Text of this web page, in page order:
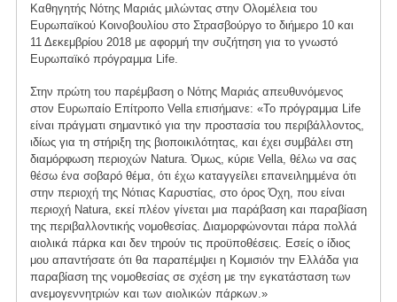
Καθηγητής Νότης Μαριάς μιλώντας στην Ολομέλεια του
Ευρωπαϊκού Κοινοβουλίου στο Στρασβούργο το διήμερο 10 και
11 Δεκεμβρίου 2018 με αφορμή την συζήτηση για το γνωστό
Ευρωπαϊκό πρόγραμμα Life.
Στην πρώτη του παρέμβαση ο Νότης Μαριάς απευθυνόμενος
στον Ευρωπαίο Επίτροπο Vella επισήμανε: «Το πρόγραμμα Life
είναι πράγματι σημαντικό για την προστασία του περιβάλλοντος,
ιδίως για τη στήριξη της βιοποικιλότητας, και έχει συμβάλει στη
διαμόρφωση περιοχών Νatura. Όμως, κύριε Vella, θέλω να σας
θέσω ένα σοβαρό θέμα, ότι έχω καταγγείλει επανειλημμένα ότι
στην περιοχή της Νότιας Καρυστίας, στο όρος Όχη, που είναι
περιοχή Νatura, εκεί πλέον γίνεται μια παράβαση και παραβίαση
της περιβαλλοντικής νομοθεσίας. Διαμορφώνονται πάρα πολλά
αιολικά πάρκα και δεν τηρούν τις προϋποθέσεις. Εσείς ο ίδιος
μου απαντήσατε ότι θα παραπέμψει η Κομισιόν την Ελλάδα για
παραβίαση της νομοθεσίας σε σχέση με την εγκατάσταση των
ανεμογεννητριών και των αιολικών πάρκων.»